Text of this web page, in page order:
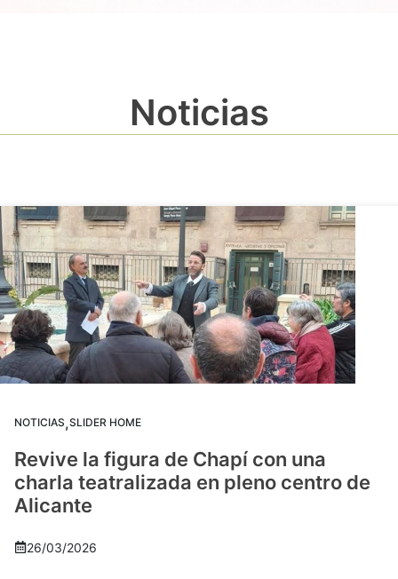
Noticias
NOTICIAS,SLIDER HOME
Revive la figura de Chapí con una
charla teatralizada en pleno centro de
Alicante
26/03/2026